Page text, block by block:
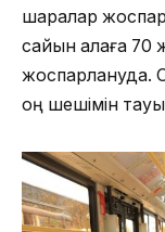
шаралар
сайын қалаға 70
жоспарлануда.
оң шешімін